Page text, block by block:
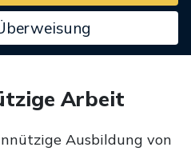
Arbeit
Ausbildung von